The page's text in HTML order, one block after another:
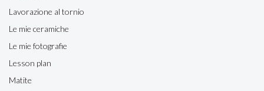
Lavorazione al tornio
Le mie ceramiche
Le mie fotografie
Lesson plan
Matite